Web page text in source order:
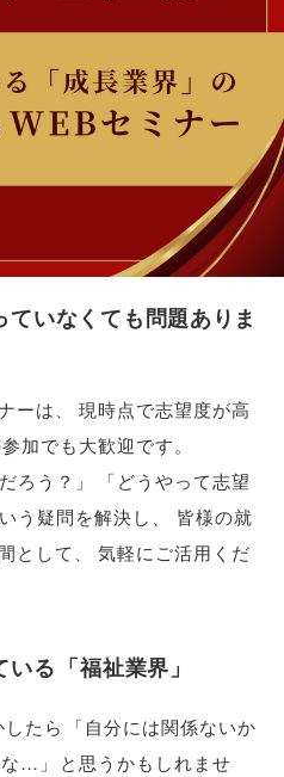
ていなくても問題ありま
ーは、
現時点で志望度が高
加でも大歓迎です。
ろう？ 」 「どうやって志望
う疑問を解決し 、 皆様の就
として 、
気軽にご活用くだ
いる 「福祉業界 」
したら 「自分には関係ないか
な… 」
と思うかもしれませ